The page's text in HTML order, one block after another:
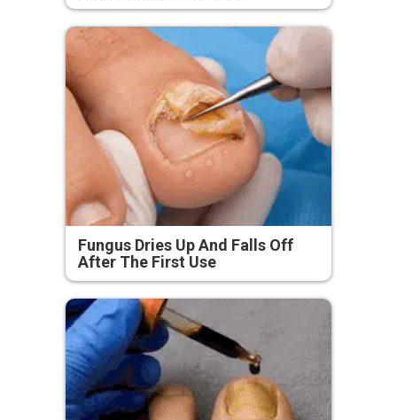
Fungus Dries Up And Falls Off
After The First Use